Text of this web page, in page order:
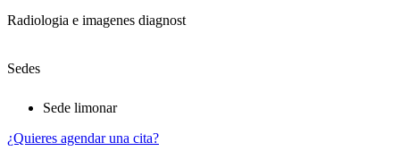
Radiologia e imagenes diagnost
Sedes
Sede limonar
¿Quieres agendar una cita?